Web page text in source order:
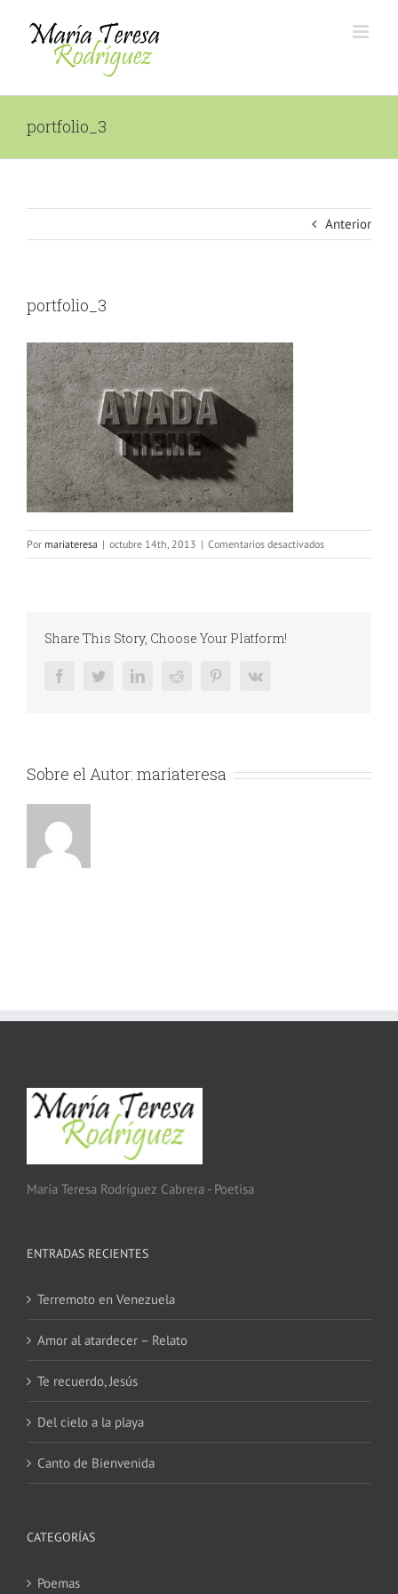
contenido
portfolio_3
Anterior
portfolio_3
Por mariateresa | octubre 14th, 2013 | Comentarios desactivadosen
portfolio_3
Share This Story, Choose Your Platform!
FacebookTwitterLinkedInReddit PinterestVk
Sobre el Autor: mariateresa
María Teresa Rodríguez Cabrera - Poetisa
ENTRADAS RECIENTES
Terremoto en Venezuela
Amor al atardecer – Relato
Te recuerdo, Jesús
Del cielo a la playa
Canto de Bienvenida
CATEGORÍAS
Poemas